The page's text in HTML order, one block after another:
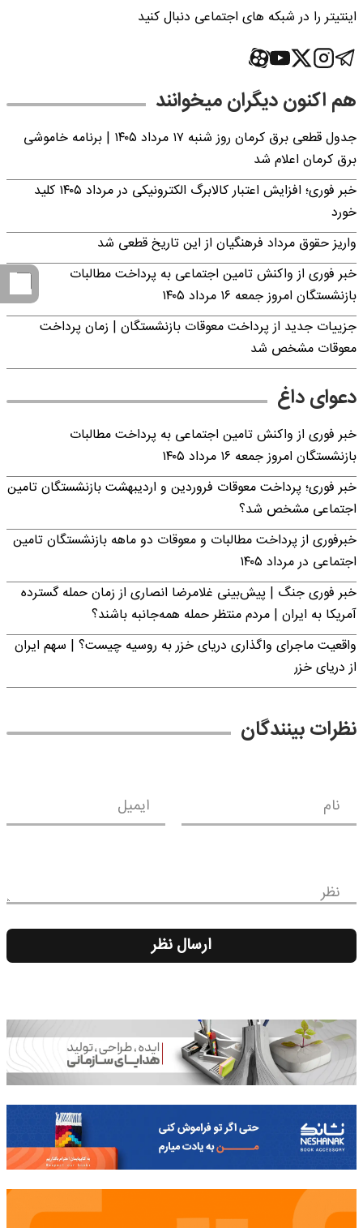
اینتیتر را در شبکه های اجتماعی دنبال کنید
هم اکنون دیگران میخوانند
جدول قطعی برق کرمان روز شنبه ۱۷ مرداد ۱۴۰۵ | برنامه خاموشی
برق کرمان اعلام شد
خبر فوری؛ افزایش اعتبار کالابرگ الکترونیکی در مرداد ۱۴۰۵ کلید
خورد
واریز حقوق مرداد فرهنگیان از این تاریخ قطعی شد
خبر فوری از واکنش تامین اجتماعی به پرداخت مطالبات
بازنشستگان امروز جمعه ۱۶ مرداد ۱۴۰۵
جزییات جدید از پرداخت معوقات بازنشستگان | زمان پرداخت
معوقات مشخص شد
دعوای داغ
خبر فوری از واکنش تامین اجتماعی به پرداخت مطالبات
بازنشستگان امروز جمعه ۱۶ مرداد ۱۴۰۵
خبر فوری؛ پرداخت معوقات فروردین و اردیبهشت بازنشستگان تامین
اجتماعی مشخص شد؟
خبرفوری از پرداخت مطالبات و معوقات دو ماهه بازنشستگان تامین
اجتماعی در مرداد ۱۴۰۵
خبر فوری جنگ | پیش‌بینی غلامرضا انصاری از زمان حمله گسترده
آمریکا به ایران | مردم منتظر حمله همه‌جانبه باشند؟
واقعیت ماجرای واگذاری دریای خزر به روسیه چیست؟ | سهم ایران
از دریای خزر
نظرات بینندگان
نام ایمیل
نظر
ارسال نظر